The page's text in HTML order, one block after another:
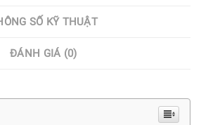
SỐ KỸ THUẬT
ĐÁNH GIÁ (0)